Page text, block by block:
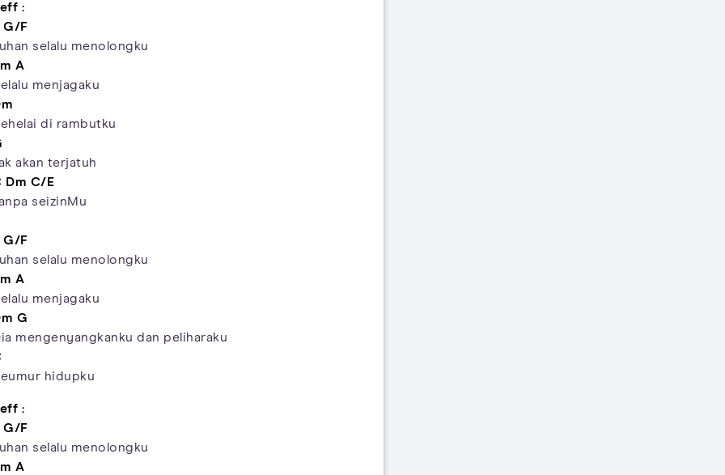
:
G/F
selalu menolongku
A
menjagaku
di rambutku
akan terjatuh
Dm C/E
seizinMu
G/F
selalu menolongku
A
menjagaku
G
mengenyangkanku dan peliharaku
hidupku
:
G/F
selalu menolongku
A